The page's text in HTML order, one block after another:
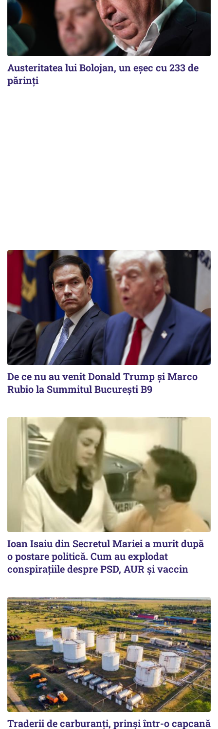
Austeritatea lui Bolojan, un eșec cu 233 de
părinți
De ce nu au venit Donald Trump şi Marco
Rubio la Summitul Bucureşti B9
Ioan Isaiu din Secretul Mariei a murit după
o postare politică. Cum au explodat
conspirațiile despre PSD, AUR și vaccin
Traderii de carburanți, prinși într-o capcană